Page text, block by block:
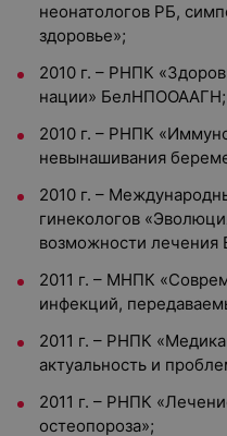
неонатологов РБ,
здоровье»;
2010 г. – РНПК
нации» БелНПООААГН;
2010 г. – РНПК
невынашивания
2010 г. –
гинекологов
возможности
2011 г. – МНПК
инфекций,
2011 г. – РНПК
актуальность и
2011 г. – РНПК
остеопороза»;